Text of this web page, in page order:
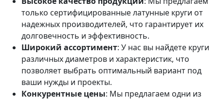
только сертифицированные латунные круги от
надежных производителей, что гарантирует их
долговечность и эффективность.
Широкий ассортимент: У нас вы найдете круги
различных диаметров и характеристик, что
позволяет выбрать оптимальный вариант под
ваши нужды и проекты.
Конкурентные цены: Мы предлагаем одни из